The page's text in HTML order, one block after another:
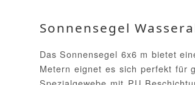
Sonnensegel
Das Sonnensegel 6x6 m bietet
Metern eignet es sich perfekt für